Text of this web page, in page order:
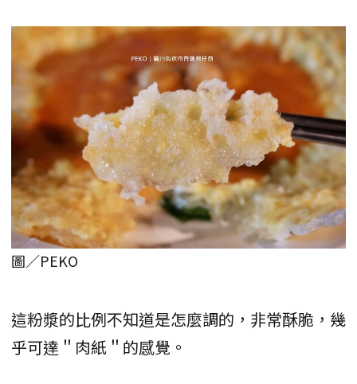
圖／PEKO
這粉漿的比例不知道是怎麼調的，非常酥脆，幾
乎可達＂肉紙＂的感覺。